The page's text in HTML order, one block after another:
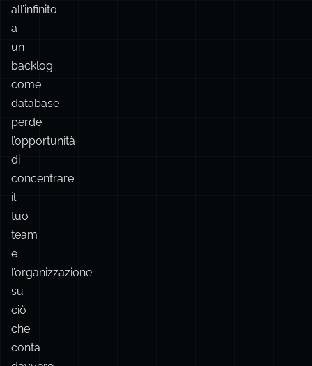
come
database
perde
l’opportunità
di
concentrare
il
tuo
team
e
l’organizzazione
su
ciò
che
conta
davvero.
(Cose
che
ci